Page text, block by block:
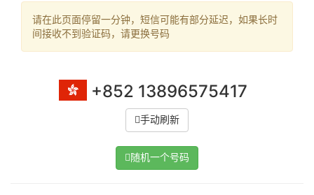
请在此页面停留一分钟，短信可能有部分延迟，如果长时
间接收不到验证码，请更换号码
+852 13896575417
手动刷新
随机一个号码